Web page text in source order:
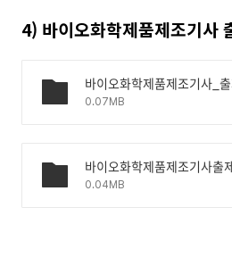
4) 바이오화학제품제조기사
0.07MB
0.04MB